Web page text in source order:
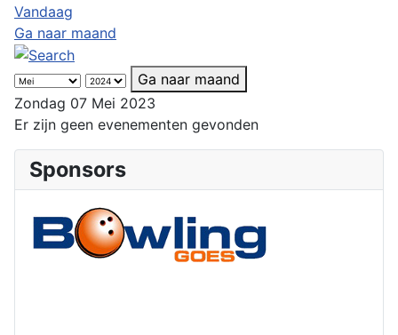
Vandaag
Ga naar maand
Ga naar maand
Zondag 07 Mei 2023
Er zijn geen evenementen gevonden
Sponsors